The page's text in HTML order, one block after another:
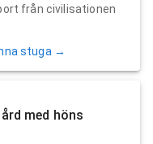
från civilisationen
stuga →
med höns